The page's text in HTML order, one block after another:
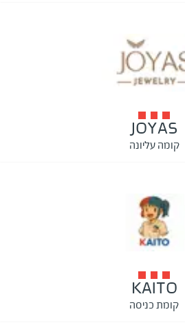
JOYAS
קומה עליונה
KAITO
קומת כניסה